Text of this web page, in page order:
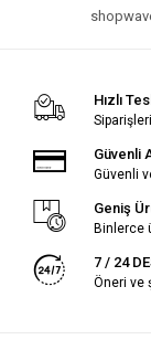
Erkek Bileklik
Hızlı
Güvenli
Güvenli
Geniş
Binlerce
7 / 24
Öneri ve